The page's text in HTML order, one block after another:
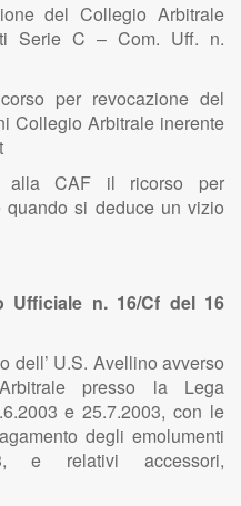
del Collegio Arbitrale
Serie C – Com. Uff. n.
per revocazione del
Collegio Arbitrale inerente
alla CAF il ricorso per
si deduce un vizio
Ufficiale n. 16/Cf del 16
dell’ U.S. Avellino avverso
presso la Lega
e 25.7.2003, con le
degli emolumenti
e relativi accessori,